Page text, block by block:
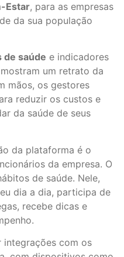
Estar, para as empresas
da sua população
de saúde e indicadores
um retrato da
mãos, os gestores
reduzir os custos e
da saúde de seus
da plataforma é o
da empresa. O
de saúde. Nele,
dia a dia, participa de
recebe dicas e
integrações com os